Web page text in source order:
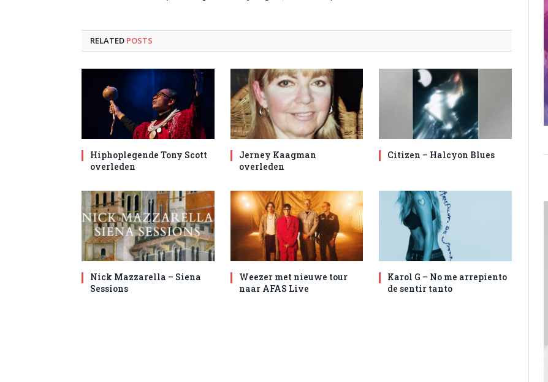
RELATED POSTS
Hiphoplegende Tony Scott
overleden
Jerney Kaagman
overleden
Citizen – Halcyon Blues
Nick Mazzarella – Siena
Sessions
Weezer met nieuwe tour
naar AFAS Live
Karol G – No me arrepiento
de sentir tanto